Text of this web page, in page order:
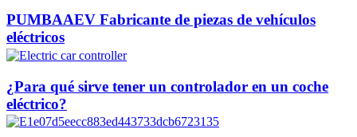
PUMBAAEV Fabricante de piezas de vehículos
eléctricos
¿Para qué sirve tener un controlador en un coche
eléctrico?